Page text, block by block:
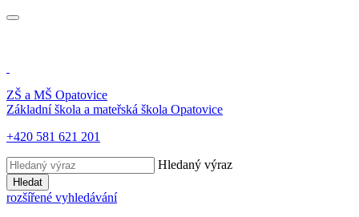
ZŠ a MŠ Opatovice
Základní škola a mateřská škola Opatovice
+420 581 621 201
Hledaný výraz
Hledat
rozšířené vyhledávání